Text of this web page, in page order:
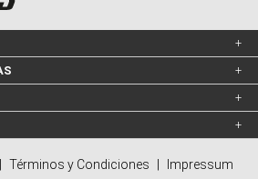
Términos y Condiciones Impressum